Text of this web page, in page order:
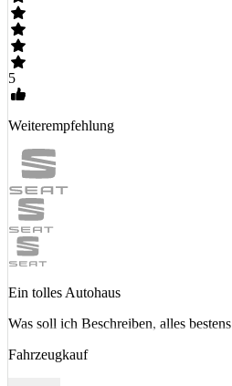
5
Weiterempfehlung
Ein tolles Autohaus
Was soll ich Beschreiben, alles bestens
Fahrzeugkauf